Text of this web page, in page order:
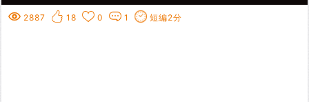
2887 18 0 1 短編2分